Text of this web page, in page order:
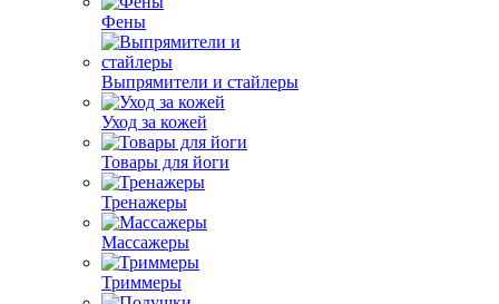
Фены
Выпрямители и стайлеры
Уход за кожей
Товары для йоги
Тренажеры
Массажеры
Триммеры